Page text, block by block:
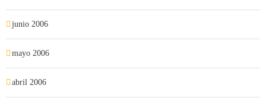
junio 2006
mayo 2006
abril 2006